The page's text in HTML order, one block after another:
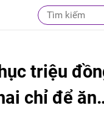
triệu
chỉ để